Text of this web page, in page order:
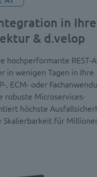
in Ihre
& d.velop
hochperformante REST-
in wenigen Tagen in Ihre
, ECM- oder
robuste Microservices-
höchste
Skalierbarkeit für